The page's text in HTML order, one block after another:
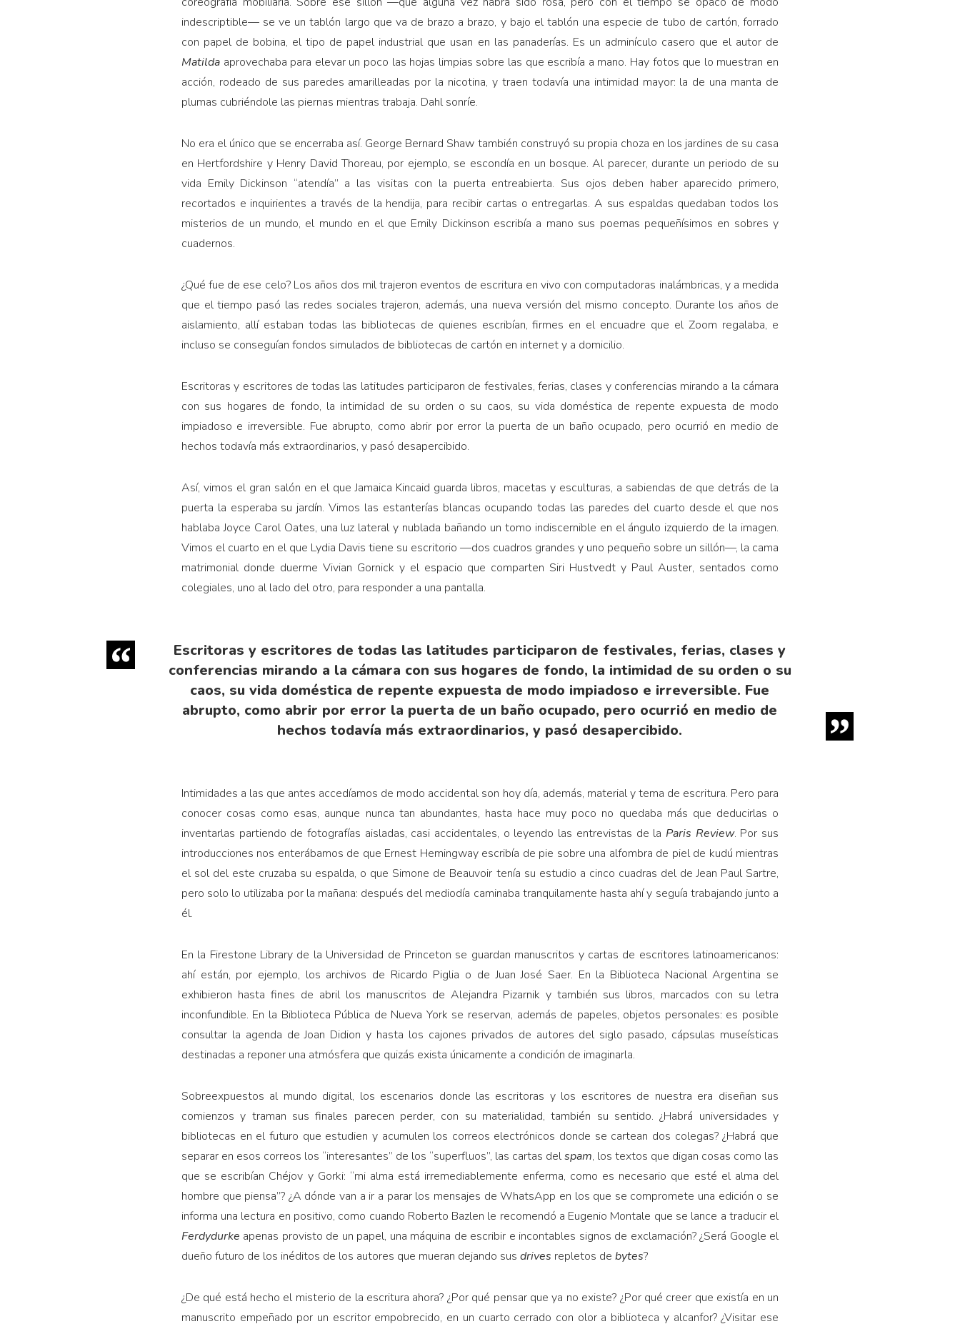
indescriptible— se ve un tablón largo que va de brazo a brazo, y bajo el tablón una especie de tubo de cartón, forrado
con papel de bobina, el tipo de papel industrial que usan en las panaderías. Es un adminículo casero que el autor de
Matilda aprovechaba para elevar un poco las hojas limpias sobre las que escribía a mano. Hay fotos que lo muestran en
acción, rodeado de sus paredes amarilleadas por la nicotina, y traen todavía una intimidad mayor: la de una manta de
plumas cubriéndole las piernas mientras trabaja. Dahl sonríe.
No era el único que se encerraba así. George Bernard Shaw también construyó su propia choza en los jardines de su casa
en Hertfordshire y Henry David Thoreau, por ejemplo, se escondía en un bosque. Al parecer, durante un periodo de su
vida Emily Dickinson “atendía” a las visitas con la puerta entreabierta. Sus ojos deben haber aparecido primero,
recortados e inquirientes a través de la hendija, para recibir cartas o entregarlas. A sus espaldas quedaban todos los
misterios de un mundo, el mundo en el que Emily Dickinson escribía a mano sus poemas pequeñísimos en sobres y
cuadernos.
¿Qué fue de ese celo? Los años dos mil trajeron eventos de escritura en vivo con computadoras inalámbricas, y a medida
que el tiempo pasó las redes sociales trajeron, además, una nueva versión del mismo concepto. Durante los años de
aislamiento, allí estaban todas las bibliotecas de quienes escribían, firmes en el encuadre que el Zoom regalaba, e
incluso se conseguían fondos simulados de bibliotecas de cartón en internet y a domicilio.
Escritoras y escritores de todas las latitudes participaron de festivales, ferias, clases y conferencias mirando a la cámara
con sus hogares de fondo, la intimidad de su orden o su caos, su vida doméstica de repente expuesta de modo
impiadoso e irreversible. Fue abrupto, como abrir por error la puerta de un baño ocupado, pero ocurrió en medio de
hechos todavía más extraordinarios, y pasó desapercibido.
Así, vimos el gran salón en el que Jamaica Kincaid guarda libros, macetas y esculturas, a sabiendas de que detrás de la
puerta la esperaba su jardín. Vimos las estanterías blancas ocupando todas las paredes del cuarto desde el que nos
hablaba Joyce Carol Oates, una luz lateral y nublada bañando un tomo indiscernible en el ángulo izquierdo de la imagen.
Vimos el cuarto en el que Lydia Davis tiene su escritorio —dos cuadros grandes y uno pequeño sobre un sillón—, la cama
matrimonial donde duerme Vivian Gornick y el espacio que comparten Siri Hustvedt y Paul Auster, sentados como
colegiales, uno al lado del otro, para responder a una pantalla.
Escritoras y escritores de todas las latitudes participaron de festivales, ferias, clases y
conferencias mirando a la cámara con sus hogares de fondo, la intimidad de su orden o su
caos, su vida doméstica de repente expuesta de modo impiadoso e irreversible. Fue
abrupto, como abrir por error la puerta de un baño ocupado, pero ocurrió en medio de
hechos todavía más extraordinarios, y pasó desapercibido.
Intimidades a las que antes accedíamos de modo accidental son hoy día, además, material y tema de escritura. Pero para
conocer cosas como esas, aunque nunca tan abundantes, hasta hace muy poco no quedaba más que deducirlas o
inventarlas partiendo de fotografías aisladas, casi accidentales, o leyendo las entrevistas de la Paris Review. Por sus
introducciones nos enterábamos de que Ernest Hemingway escribía de pie sobre una alfombra de piel de kudú mientras
el sol del este cruzaba su espalda, o que Simone de Beauvoir tenía su estudio a cinco cuadras del de Jean Paul Sartre,
pero solo lo utilizaba por la mañana: después del mediodía caminaba tranquilamente hasta ahí y seguía trabajando junto a
él.
En la Firestone Library de la Universidad de Princeton se guardan manuscritos y cartas de escritores latinoamericanos:
ahí están, por ejemplo, los archivos de Ricardo Piglia o de Juan José Saer. En la Biblioteca Nacional Argentina se
exhibieron hasta fines de abril los manuscritos de Alejandra Pizarnik y también sus libros, marcados con su letra
inconfundible. En la Biblioteca Pública de Nueva York se reservan, además de papeles, objetos personales: es posible
consultar la agenda de Joan Didion y hasta los cajones privados de autores del siglo pasado, cápsulas museísticas
destinadas a reponer una atmósfera que quizás exista únicamente a condición de imaginarla.
Sobreexpuestos al mundo digital, los escenarios donde las escritoras y los escritores de nuestra era diseñan sus
comienzos y traman sus finales parecen perder, con su materialidad, también su sentido. ¿Habrá universidades y
bibliotecas en el futuro que estudien y acumulen los correos electrónicos donde se cartean dos colegas? ¿Habrá que
separar en esos correos los “interesantes” de los “superfluos”, las cartas delspam, los textos que digan cosas como las
que se escribían Chéjov y Gorki: “mi alma está irremediablemente enferma, como es necesario que esté el alma del
hombre que piensa”? ¿A dónde van a ir a parar los mensajes de WhatsApp en los que se compromete una edición o se
informa una lectura en positivo, como cuando Roberto Bazlen le recomendó a Eugenio Montale que se lance a traducir el
Ferdydurke apenas provisto de un papel, una máquina de escribir e incontables signos de exclamación? ¿Será Google el
dueño futuro de los inéditos de los autores que mueran dejando sus drives repletos de bytes?
¿De qué está hecho el misterio de la escritura ahora? ¿Por qué pensar que ya no existe? ¿Por qué creer que existía en un
manuscrito empeñado por un escritor empobrecido, en un cuarto cerrado con olor a biblioteca y alcanfor? ¿Visitar ese